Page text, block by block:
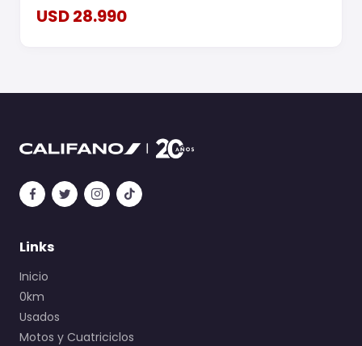
USD 28.990
Links
Inicio
0km
Usados
Motos y Cuatriciclos